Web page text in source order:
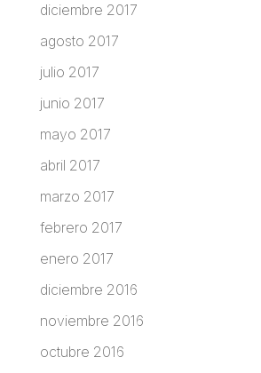
diciembre 2017
agosto 2017
julio 2017
junio 2017
mayo 2017
abril 2017
marzo 2017
febrero 2017
enero 2017
diciembre 2016
noviembre 2016
octubre 2016